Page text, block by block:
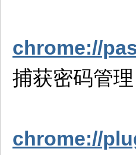
chrome://
捕获密码管
chrome://